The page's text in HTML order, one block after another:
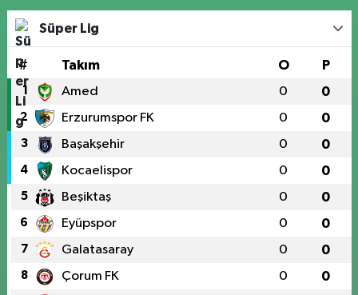
Süper Lig
# Takım O P
1 Amed 0 0
2 Erzurumspor FK 0 0
3 Başakşehir 0 0
4 Kocaelispor 0 0
5 Beşiktaş 0 0
6 Eyüpspor 0 0
7 Galatasaray 0 0
8 Çorum FK 0 0